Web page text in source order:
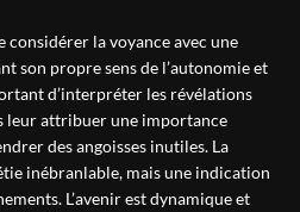
considérer la voyance avec une
son propre sens de l’autonomie et
d’interpréter les révélations
leur attribuer une importance
des angoisses inutiles. La
inébranlable, mais une indication
L’avenir est dynamique et